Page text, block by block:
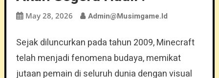
May 28, 2026 Admin@musimgame.id
Sejak diluncurkan pada tahun 2009, Minecraft
telah menjadi fenomena budaya, memikat
jutaan pemain di seluruh dunia dengan visual